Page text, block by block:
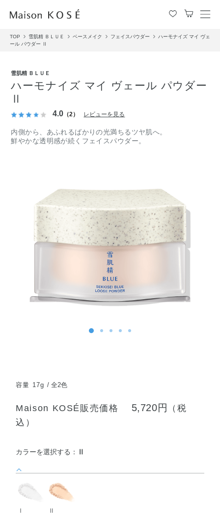
メ
ュ
TOP 雪肌精 ＢＬＵＥ ベースメイク フェイスパウダー
ハーモナイズ マイ ヴェ
ール パウダー Ⅱ
雪肌精 ＢＬＵＥ
ハーモナイズ マイ ヴェール パウダー
Ⅱ
4.0 （2） レビューを見る
内側から、あふれるばかりの光満ちるツヤ肌へ。
鮮やかな透明感が続くフェイスパウダー。
容量 17g 全2色
Maison KOSÉ販売価格 5,720円
（税
込）
カラーを選択する： Ⅱ
Ⅰ Ⅱ